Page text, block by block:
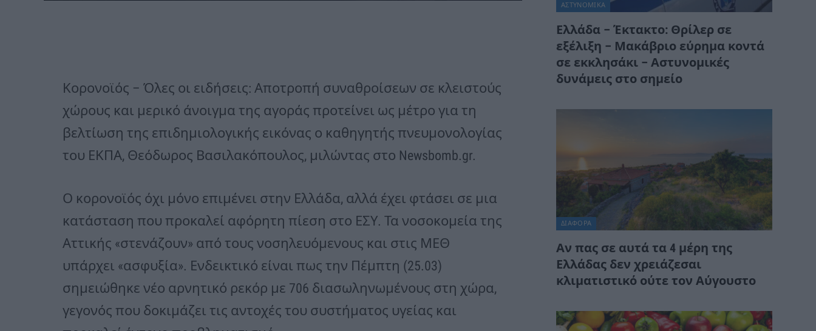
Κορονοϊός – Όλες οι ειδήσεις: Αποτροπή συναθροίσεων σε κλειστούς
χώρους και μερικό άνοιγμα της αγοράς προτείνει ως μέτρο για τη
βελτίωση της επιδημιολογικής εικόνας ο καθηγητής πνευμονολογίας
του ΕΚΠΑ, Θεόδωρος Βασιλακόπουλος, μιλώντας στο Newsbomb.gr.
Ο κορονοϊός όχι μόνο επιμένει στην Ελλάδα, αλλά έχει φτάσει σε μια
κατάσταση που προκαλεί αφόρητη πίεση στο ΕΣΥ. Τα νοσοκομεία της
Αττικής «στενάζουν» από τους νοσηλευόμενους και στις ΜΕΘ
υπάρχει «ασφυξία». Ενδεικτικό είναι πως την Πέμπτη (25.03)
σημειώθηκε νέο αρνητικό ρεκόρ με 706 διασωληνωμένους στη χώρα,
γεγονός που δοκιμάζει τις αντοχές του συστήματος υγείας και
ΑΣΤΥΝΟΜΙΚΑ
Ελλάδα – Έκτακτο: Θρίλερ σε
εξέλιξη – Μακάβριο εύρημα κοντά
σε εκκλησάκι – Αστυνομικές
δυνάμεις στο σημείο
ΔΙΆΦΟΡΑ
Αν πας σε αυτά τα 4 μέρη της
Ελλάδας δεν χρειάζεσαι
κλιματιστικό ούτε τον Αύγουστο